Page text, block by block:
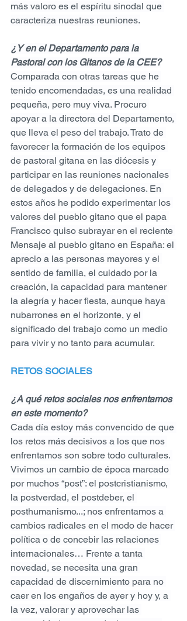
más valoro es el espíritu sinodal que
caracteriza nuestras reuniones.
¿Y en el Departamento para la
Pastoral con los Gitanos de la CEE?
Comparada con otras tareas que he
tenido encomendadas, es una realidad
pequeña, pero muy viva. Procuro
apoyar a la directora del Departamento,
que lleva el peso del trabajo. Trato de
favorecer la formación de los equipos
de pastoral gitana en las diócesis y
participar en las reuniones nacionales
de delegados y de delegaciones. En
estos años he podido experimentar los
valores del pueblo gitano que el papa
Francisco quiso subrayar en el reciente
Mensaje al pueblo gitano en España: el
aprecio a las personas mayores y el
sentido de familia, el cuidado por la
creación, la capacidad para mantener
la alegría y hacer fiesta, aunque haya
nubarrones en el horizonte, y el
significado del trabajo como un medio
para vivir y no tanto para acumular.
RETOS SOCIALES
¿A qué retos sociales nos enfrentamos
en este momento?
Cada día estoy más convencido de que
los retos más decisivos a los que nos
enfrentamos son sobre todo culturales.
Vivimos un cambio de época marcado
por muchos “post”: el postcristianismo,
la postverdad, el postdeber, el
posthumanismo...; nos enfrentamos a
cambios radicales en el modo de hacer
política o de concebir las relaciones
internacionales… Frente a tanta
novedad, se necesita una gran
capacidad de discernimiento para no
caer en los engaños de ayer y hoy y, a
la vez, valorar y aprovechar las